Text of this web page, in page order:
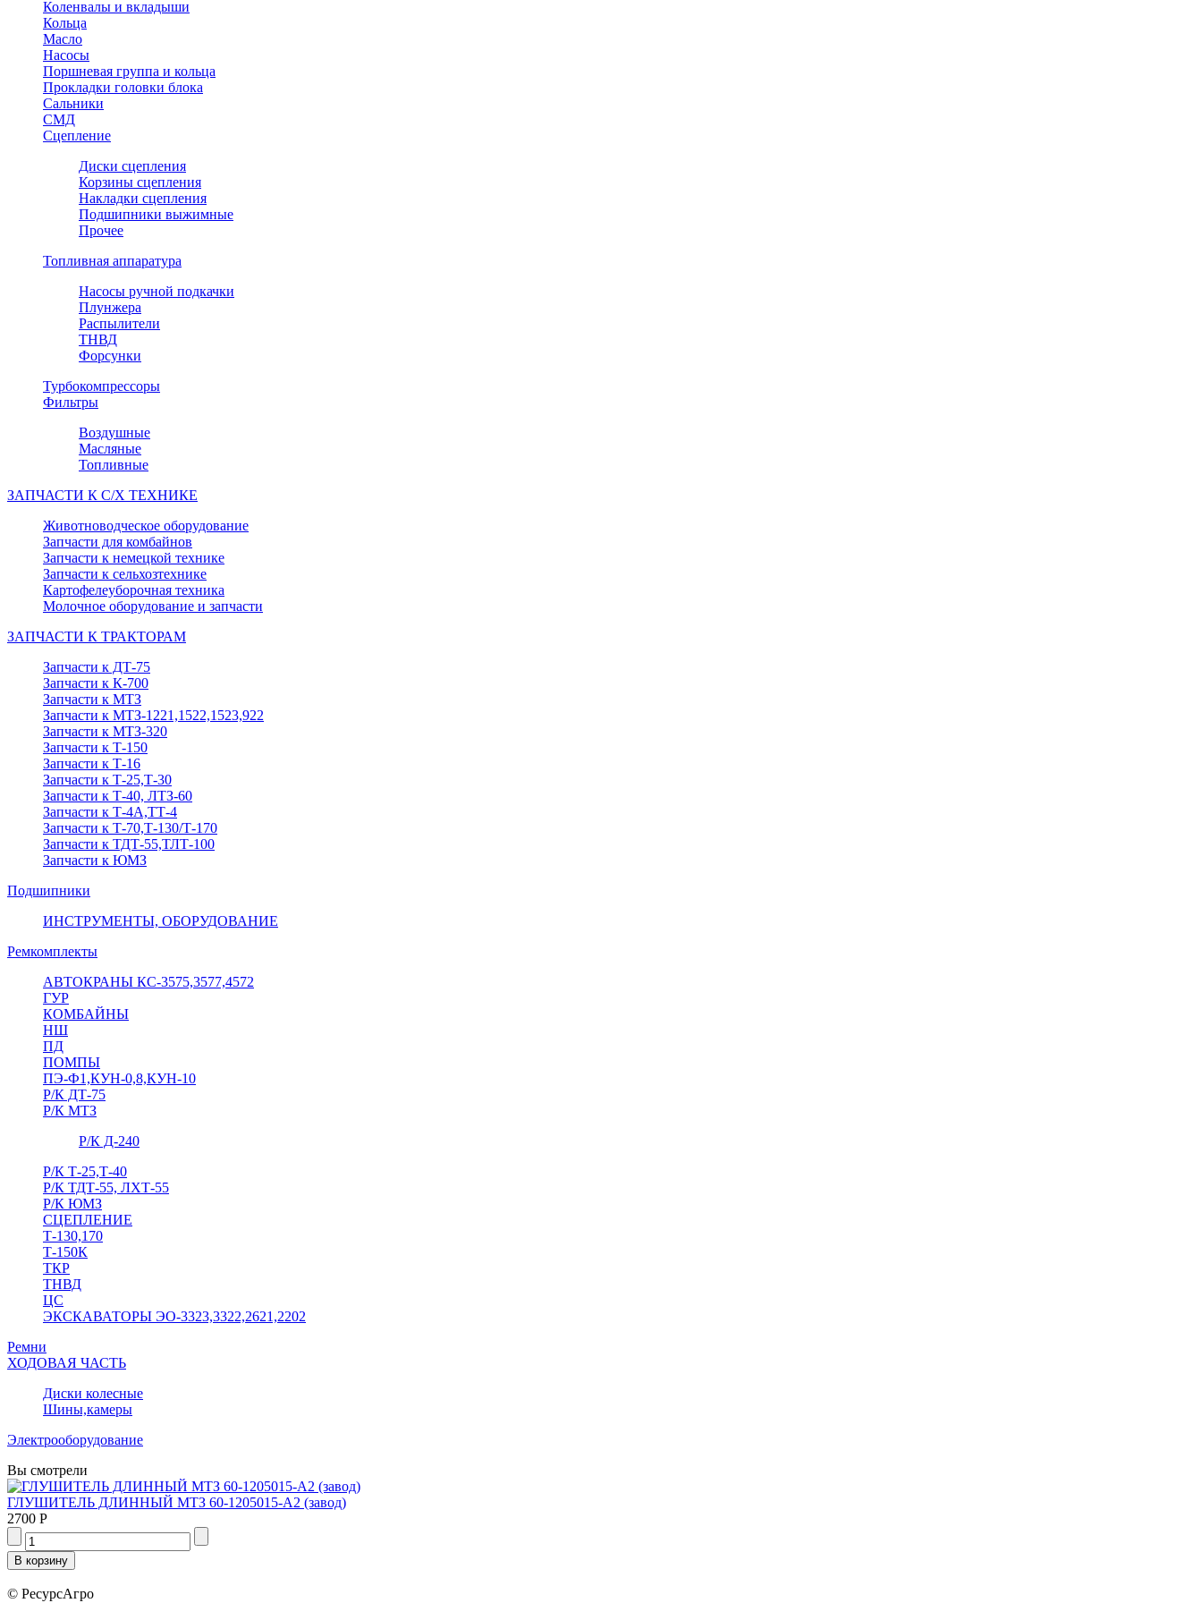
Коленвалы и вкладыши
Кольца
Масло
Насосы
Поршневая группа и кольца
Прокладки головки блока
Сальники
СМД
Сцепление
Диски сцепления
Корзины сцепления
Накладки сцепления
Подшипники выжимные
Прочее
Топливная аппаратура
Насосы ручной подкачки
Плунжера
Распылители
ТНВД
Форсунки
Турбокомпрессоры
Фильтры
Воздушные
Масляные
Топливные
ЗАПЧАСТИ К С/Х ТЕХНИКЕ
Животноводческое оборудование
Запчасти для комбайнов
Запчасти к немецкой технике
Запчасти к сельхозтехнике
Картофелеуборочная техника
Молочное оборудование и запчасти
ЗАПЧАСТИ К ТРАКТОРАМ
Запчасти к ДТ-75
Запчасти к К-700
Запчасти к МТЗ
Запчасти к МТЗ-1221,1522,1523,922
Запчасти к МТЗ-320
Запчасти к Т-150
Запчасти к Т-16
Запчасти к Т-25,Т-30
Запчасти к Т-40, ЛТЗ-60
Запчасти к Т-4А,ТТ-4
Запчасти к Т-70,Т-130/Т-170
Запчасти к ТДТ-55,ТЛТ-100
Запчасти к ЮМЗ
Подшипники
ИНСТРУМЕНТЫ, ОБОРУДОВАНИЕ
Ремкомплекты
АВТОКРАНЫ КС-3575,3577,4572
ГУР
КОМБАЙНЫ
НШ
ПД
ПОМПЫ
ПЭ-Ф1,КУН-0,8,КУН-10
Р/К ДТ-75
Р/К МТЗ
Р/К Д-240
Р/К Т-25,Т-40
Р/К ТДТ-55, ЛХТ-55
Р/К ЮМЗ
СЦЕПЛЕНИЕ
Т-130,170
Т-150К
ТКР
ТНВД
ЦС
ЭКСКАВАТОРЫ ЭО-3323,3322,2621,2202
Ремни
ХОДОВАЯ ЧАСТЬ
Диски колесные
Шины,камеры
Электрооборудование
Вы смотрели
ГЛУШИТЕЛЬ ДЛИННЫЙ МТЗ 60-1205015-А2 (завод)
2700 Р
© РесурсАгро